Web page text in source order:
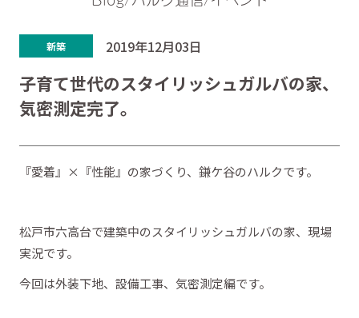
新築 2019年12月03日
子育て世代のスタイリッシュガルバの家、
気密測定完了。
『愛着』×『性能』の家づくり、鎌ケ谷のハルクです。
松戸市六高台で建築中のスタイリッシュガルバの家、現場
実況です。
今回は外装下地、設備工事、気密測定編です。